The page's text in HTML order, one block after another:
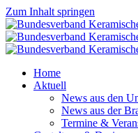
Zum Inhalt springen
Home
Aktuell
News aus den
News aus der
Termine &